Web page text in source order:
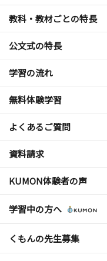
教科・教材ごとの特長
公文式の特長
学習の流れ
無料体験学習
よくあるご質問
資料請求
KUMON体験者の声
学習中の方へ
くもんの先生募集